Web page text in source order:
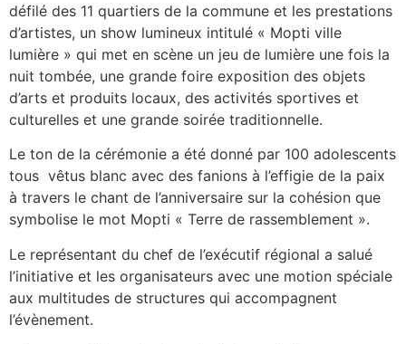
défilé des 11 quartiers de la commune et les prestations
d’artistes, un show lumineux intitulé « Mopti ville
lumière » qui met en scène un jeu de lumière une fois la
nuit tombée, une grande foire exposition des objets
d’arts et produits locaux, des activités sportives et
culturelles et une grande soirée traditionnelle.
Le ton de la cérémonie a été donné par 100 adolescents
tous vêtus blanc avec des fanions à l’effigie de la paix
à travers le chant de l’anniversaire sur la cohésion que
symbolise le mot Mopti « Terre de rassemblement ».
Le représentant du chef de l’exécutif régional a salué
l’initiative et les organisateurs avec une motion spéciale
aux multitudes de structures qui accompagnent
l’évènement.